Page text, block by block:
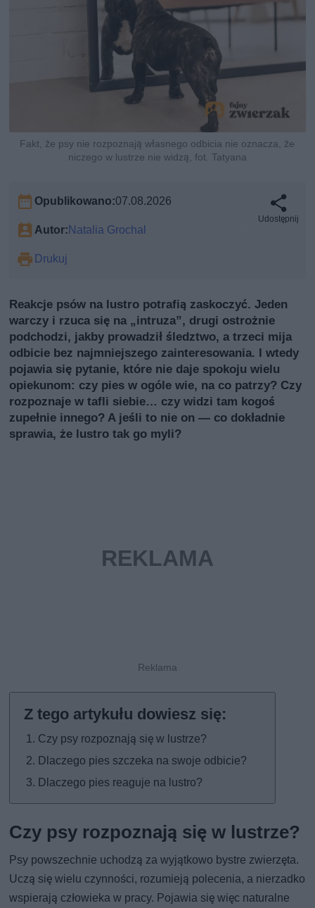
Fakt, że psy nie rozpoznają własnego odbicia nie oznacza, że
niczego w lustrze nie widzą, fot. Tatyana
Opublikowano:07.08.2026
Autor: Natalia Grochal
Drukuj
Udostępnij
Reakcje psów na lustro potrafią zaskoczyć. Jeden
warczy i rzuca się na „intruzа”, drugi ostrożnie
podchodzi, jakby prowadził śledztwo, a trzeci mija
odbicie bez najmniejszego zainteresowania. I wtedy
pojawia się pytanie, które nie daje spokoju wielu
opiekunom: czy pies w ogóle wie, na co patrzy? Czy
rozpoznaje w tafli siebie… czy widzi tam kogoś
zupełnie innego? A jeśli to nie on — co dokładnie
sprawia, że lustro tak go myli?
Czy psy rozpoznają się w lustrze?
Dlaczego pies szczeka na swoje odbicie?
Dlaczego pies reaguje na lustro?
Czy psy rozpoznają się w lustrze?
Psy powszechnie uchodzą za wyjątkowo bystre zwierzęta.
Uczą się wielu czynności, rozumieją polecenia, a nierzadko
wspierają człowieka w pracy. Pojawia się więc naturalne